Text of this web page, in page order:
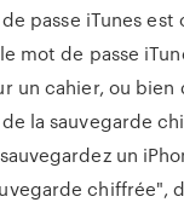
passe iTunes est
mot de passe
un cahier, ou bien
la sauvegarde
un
chiffrée",